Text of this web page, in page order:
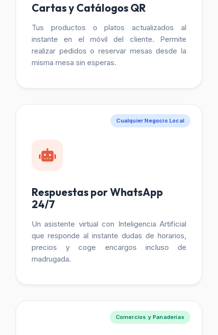
Cartas y Catálogos QR
Tus productos o platos actualizados al
instante en el móvil del cliente. Permite
realizar pedidos o reservar mesas desde la
misma mesa sin esperas.
Cualquier Negocio Local
Respuestas por WhatsApp
24/7
Un asistente virtual con Inteligencia Artificial
que responde al instante dudas de horarios,
precios y coge encargos incluso de
madrugada.
Comercios y Panaderías